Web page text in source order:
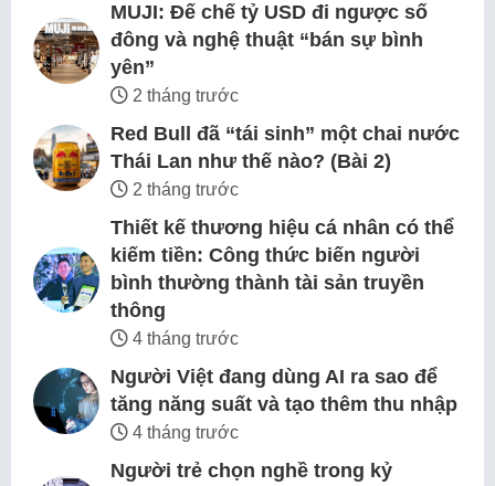
MUJI: Đế chế tỷ USD đi ngược số
đông và nghệ thuật “bán sự bình
yên”
2 tháng trước
Red Bull đã “tái sinh” một chai nước
Thái Lan như thế nào? (Bài 2)
2 tháng trước
Thiết kế thương hiệu cá nhân có thể
kiếm tiền: Công thức biến người
bình thường thành tài sản truyền
thông
4 tháng trước
Người Việt đang dùng AI ra sao để
tăng năng suất và tạo thêm thu nhập
4 tháng trước
Người trẻ chọn nghề trong kỷ